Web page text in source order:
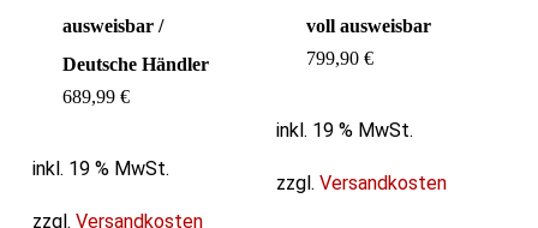
ausweisbar /
Deutsche Händler
689,99€
inkl. 19 % MwSt.
zzgl.Versandkosten
voll ausweisbar
799,90€
inkl. 19 % MwSt.
zzgl.Versandkosten